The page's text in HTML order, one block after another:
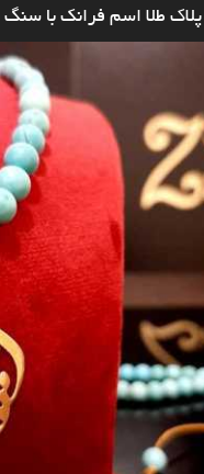
پلاک طلا اسم فرانک با